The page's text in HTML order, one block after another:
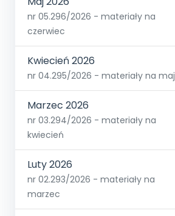
nr 05.296/2026 - materiały na
czerwiec
Kwiecień 2026
nr 04.295/2026 - materiały na maj
Marzec 2026
nr 03.294/2026 - materiały na
kwiecień
Luty 2026
nr 02.293/2026 - materiały na
marzec